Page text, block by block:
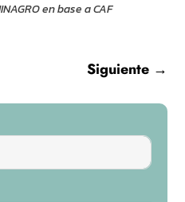
en base a CAF
Siguiente→